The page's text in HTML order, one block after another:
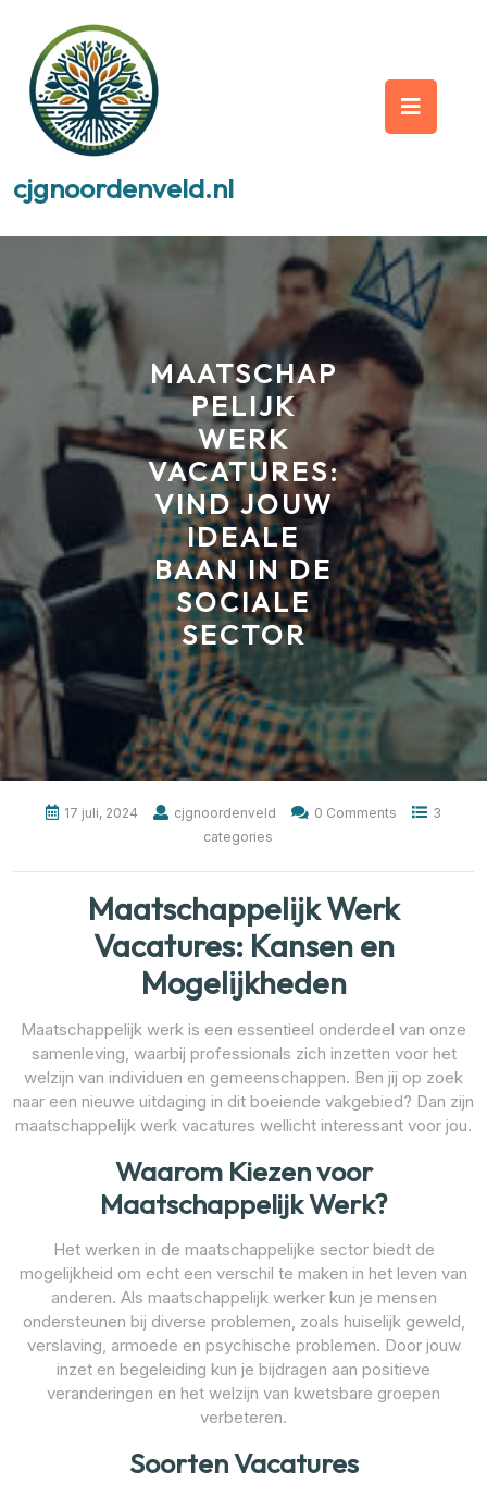
content
cjgnoordenveld.nl
MAATSCHAP
PELIJK
WERK
VACATURES:
VIND JOUW
IDEALE
BAAN IN DE
SOCIALE
SECTOR
17 juli, 2024 cjgnoordenveld 0 Comments
3
categories
Maatschappelijk Werk
Vacatures: Kansen en
Mogelijkheden
Maatschappelijk werk is een essentieel onderdeel van onze
samenleving, waarbij professionals zich inzetten voor het
welzijn van individuen en gemeenschappen. Ben jij op zoek
naar een nieuwe uitdaging in dit boeiende vakgebied? Dan zijn
maatschappelijk werk vacatures wellicht interessant voor jou.
Waarom Kiezen voor
Maatschappelijk Werk?
Het werken in de maatschappelijke sector biedt de
mogelijkheid om echt een verschil te maken in het leven van
anderen. Als maatschappelijk werker kun je mensen
ondersteunen bij diverse problemen, zoals huiselijk geweld,
verslaving, armoede en psychische problemen. Door jouw
inzet en begeleiding kun je bijdragen aan positieve
veranderingen en het welzijn van kwetsbare groepen
verbeteren.
Soorten Vacatures